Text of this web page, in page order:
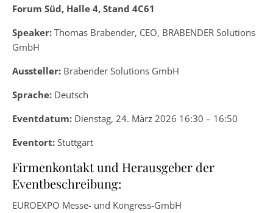
Forum Süd, Halle 4, Stand 4C61
Speaker: Thomas Brabender, CEO, BRABENDER Solutions
GmbH
Aussteller: Brabender Solutions GmbH
Sprache: Deutsch
Eventdatum: Dienstag, 24. März 2026 16:30 – 16:50
Eventort: Stuttgart
Firmenkontakt und Herausgeber der
Eventbeschreibung:
EUROEXPO Messe- und Kongress-GmbH